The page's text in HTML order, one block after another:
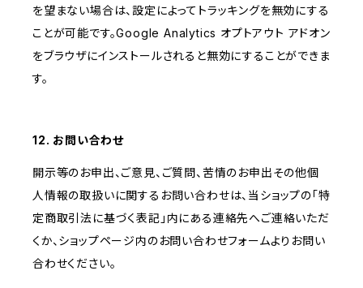
を望まない場合は、設定によってトラッキングを無効にする
ことが可能です。Google Analytics オプトアウト アドオン
をブラウザにインストールされると無効にすることができま
す。
12. お問い合わせ
開示等のお申出、ご意見、ご質問、苦情のお申出その他個
人情報の取扱いに関するお問い合わせは、当ショップの「特
定商取引法に基づく表記」内にある連絡先へご連絡いただ
くか、ショップページ内のお問い合わせフォームよりお問い
合わせください。